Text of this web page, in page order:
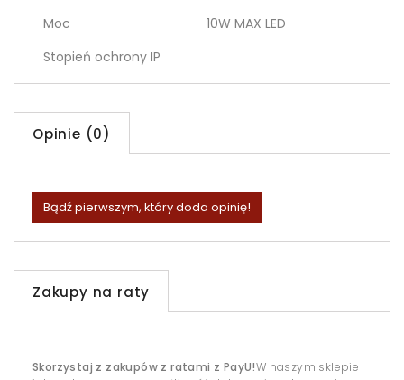
Moc
10W MAX LED
Stopień ochrony IP
Opinie (0)
Bądź pierwszym, który doda opinię!
Zakupy na raty
Skorzystaj z zakupów z ratami z PayU!W naszym sklepie